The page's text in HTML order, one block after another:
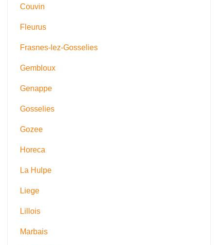
Couvin
Fleurus
Frasnes-lez-Gosselies
Gembloux
Genappe
Gosselies
Gozee
Horeca
La Hulpe
Liege
Lillois
Marbais